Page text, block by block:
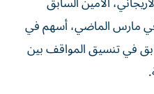
مارس الماضي، أسهم في
في تنسيق المواقف بين